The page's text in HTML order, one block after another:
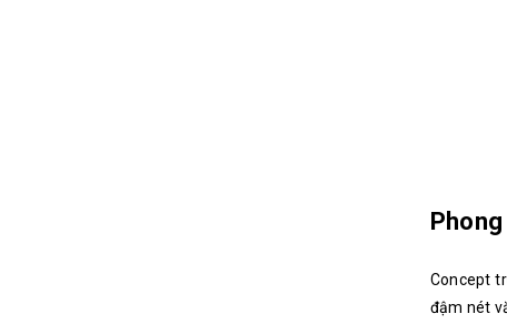
Concept
đậm nét